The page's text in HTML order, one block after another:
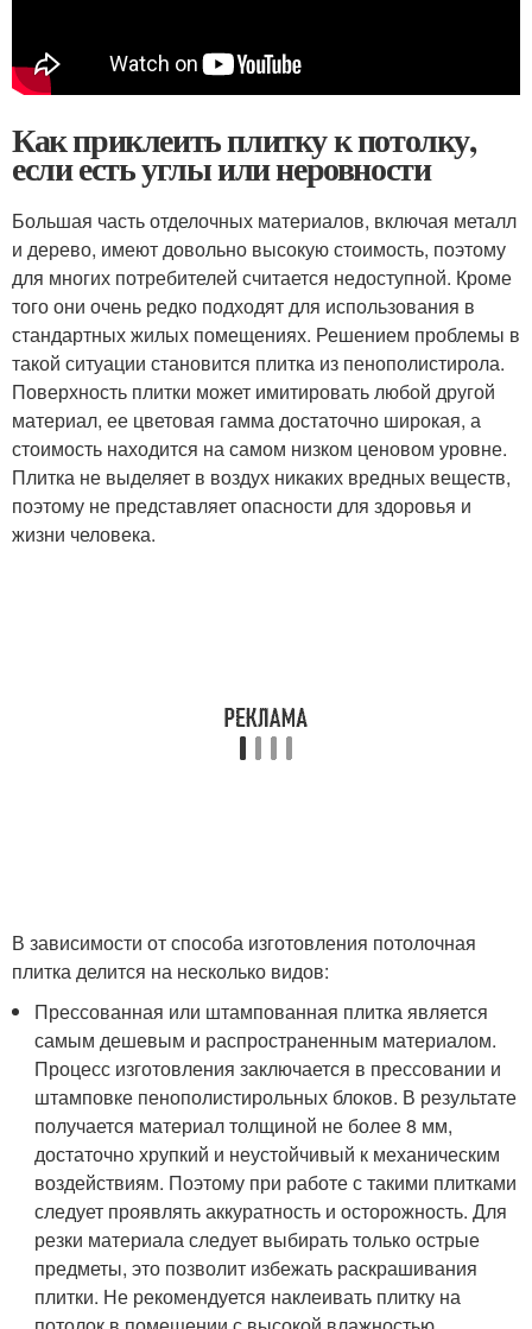
Как приклеить плитку к потолку,
если есть углы или неровности
Большая часть отделочных материалов, включая металл
и дерево, имеют довольно высокую стоимость, поэтому
для многих потребителей считается недоступной. Кроме
того они очень редко подходят для использования в
стандартных жилых помещениях. Решением проблемы в
такой ситуации становится плитка из пенополистирола.
Поверхность плитки может имитировать любой другой
материал, ее цветовая гамма достаточно широкая, а
стоимость находится на самом низком ценовом уровне.
Плитка не выделяет в воздух никаких вредных веществ,
поэтому не представляет опасности для здоровья и
жизни человека.
В зависимости от способа изготовления потолочная
плитка делится на несколько видов:
Прессованная или штампованная плитка является
самым дешевым и распространенным материалом.
Процесс изготовления заключается в прессовании и
штамповке пенополистирольных блоков. В результате
получается материал толщиной не более 8 мм,
достаточно хрупкий и неустойчивый к механическим
воздействиям. Поэтому при работе с такими плитками
следует проявлять аккуратность и осторожность. Для
резки материала следует выбирать только острые
предметы, это позволит избежать раскрашивания
плитки. Не рекомендуется наклеивать плитку на